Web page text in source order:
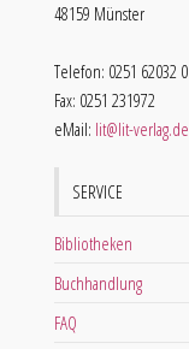
48159 Münster
Telefon: 0251 62032 0
Fax: 0251 231972
eMail: lit@lit-verlag.de
SERVICE
Bibliotheken
Buchhandlung
FAQ